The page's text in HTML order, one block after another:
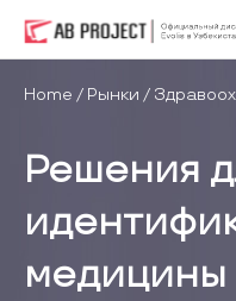
Home / Рынки /
Решения
медицины